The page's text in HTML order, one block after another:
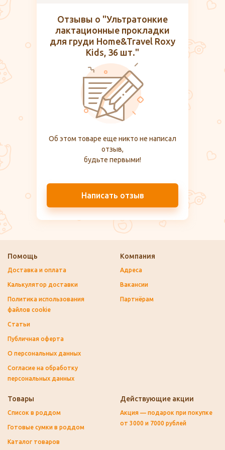
Отзывы о "Ультратонкие
лактационные прокладки
для груди Home&Travel Roxy
Kids, 36 шт."
Об этом товаре еще никто не написал
отзыв,
будьте первыми!
Написать отзыв
Помощь
Доставка и оплата
Калькулятор доставки
Политика использования
файлов cookie
Статьи
Публичная оферта
О персональных данных
Согласие на обработку
персональных данных
Компания
Адреса
Вакансии
Партнёрам
Товары
Список в роддом
Готовые сумки в роддом
Каталог товаров
Действующие акции
Акция — подарок при покупке
от 3000 и 7000 рублей